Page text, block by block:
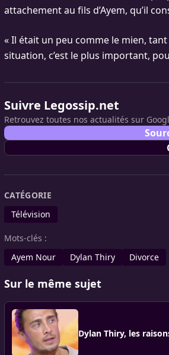
attachement au fils d’Ayem, qu’il
« Il était un peu comme le mien, tant
situation, c’est le plus important,
Suivre Legossip.net
Retrouvez toutes nos actualités sur
CATÉGORIE
Télévision
Mots-clés :
Ayem Nour
Dylan Thiry Divorce
Sur le même sujet
Dylan Thiry, les